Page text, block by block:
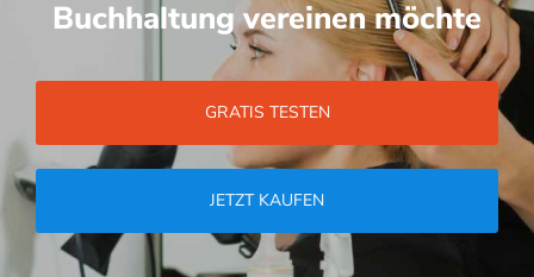
Buchhaltung vereinen möchte
GRATIS TESTEN
JETZT KAUFEN